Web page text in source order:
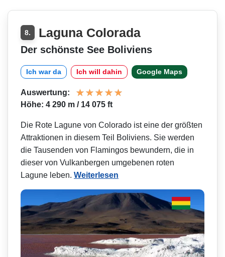
8. Laguna Colorada
Der schönste See Boliviens
Ich war da Ich will dahin Google Maps
Auswertung:
Höhe: 4 290 m / 14 075 ft
Die Rote Lagune von Colorado ist eine der größten
Attraktionen in diesem Teil Boliviens. Sie werden
die Tausenden von Flamingos bewundern, die in
dieser von Vulkanbergen umgebenen roten
Lagune leben. Weiterlesen